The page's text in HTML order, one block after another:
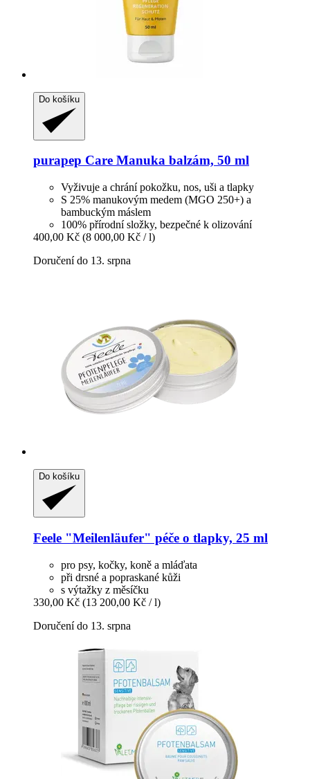
Do košíku
purapep Care Manuka balzám, 50 ml
Vyživuje a chrání pokožku, nos, uši a tlapky
S 25% manukovým medem (MGO 250+) a
bambuckým máslem
100% přírodní složky, bezpečné k olizování
400,00 Kč (8 000,00 Kč / l)
Doručení do 13. srpna
Do košíku
Feele "Meilenläufer" péče o tlapky, 25 ml
pro psy, kočky, koně a mláďata
při drsné a popraskané kůži
s výtažky z měsíčku
330,00 Kč (13 200,00 Kč / l)
Doručení do 13. srpna